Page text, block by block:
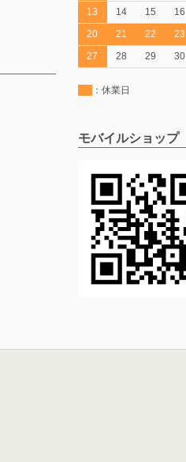
13
14 15 16
20
21 22 23
27
28 29 30
：休業日
モバイルショップ